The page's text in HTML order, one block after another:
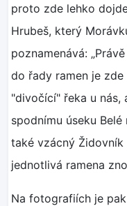
proto zde lehko
Hrubeš, který
poznamenává:
do řady ramen je
"divočící" řeka u nás,
spodnímu úseku
také vzácný Židovník
jednotlivá ramena
Na fotografiích je